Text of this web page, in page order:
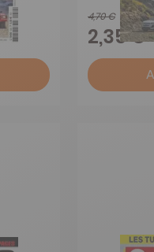
4,70 €
2,35 €